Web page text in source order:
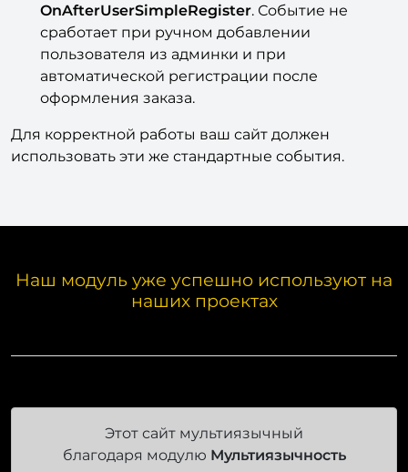
OnAfterUserSimpleRegister. Событие не
сработает при ручном добавлении
пользователя из админки и при
автоматической регистрации после
оформления заказа.
Для корректной работы ваш сайт должен
использовать эти же стандартные события.
Наш модуль уже успешно используют на
наших проектах
Этот сайт мультиязычный
благодаря модулю Мультиязычность